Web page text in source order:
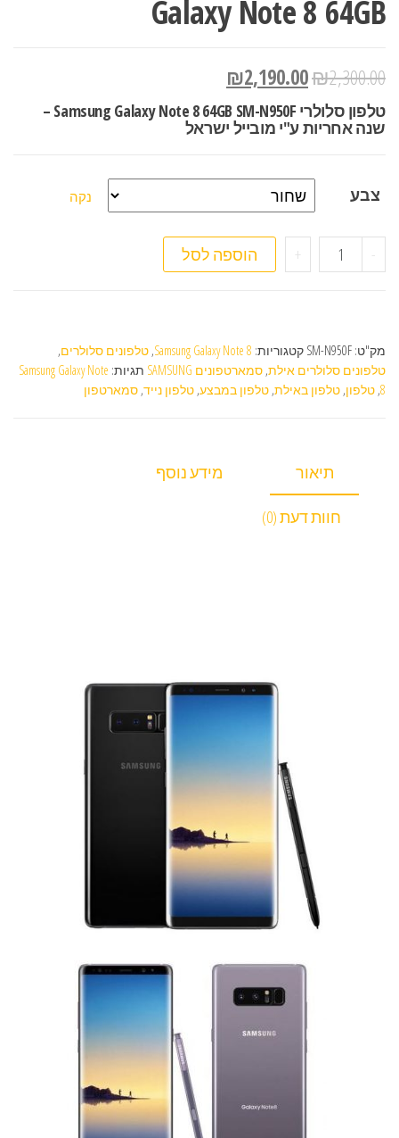
Galaxy Note 8 64GB
₪2,300.00
₪2,190.00
טלפון סלולרי Samsung Galaxy Note 8 64GB SM-N950F –
שנה אחריות ע"י מובייל ישראל
צבע נקה
- כמות של טלפון סלולרי Samsung Galaxy Note 8 64GB
+ הוספה לסל
מק"ט: SM-N950F קטגוריות: Samsung Galaxy Note 8
, טלפונים סלולרים,
טלפונים סלולרים אילת, סמארטפונים SAMSUNG תגיות: Samsung Galaxy Note
8
, טלפון, טלפון באילת, טלפון במבצע, טלפון נייד, סמארטפון
תיאור מידע נוסף
חוות דעת (0)